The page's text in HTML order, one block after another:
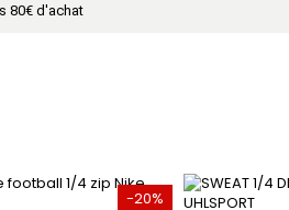
80€ d'achat
-20%